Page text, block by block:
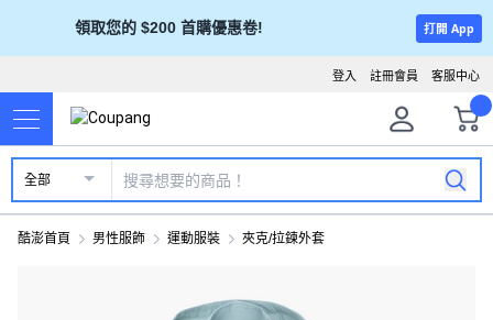
領取您的 $200 首購優惠卷! 打開 App
客服中心
註冊會員
登入
全部
酷澎首頁 男性服飾 運動服裝 夾克/拉鍊外套